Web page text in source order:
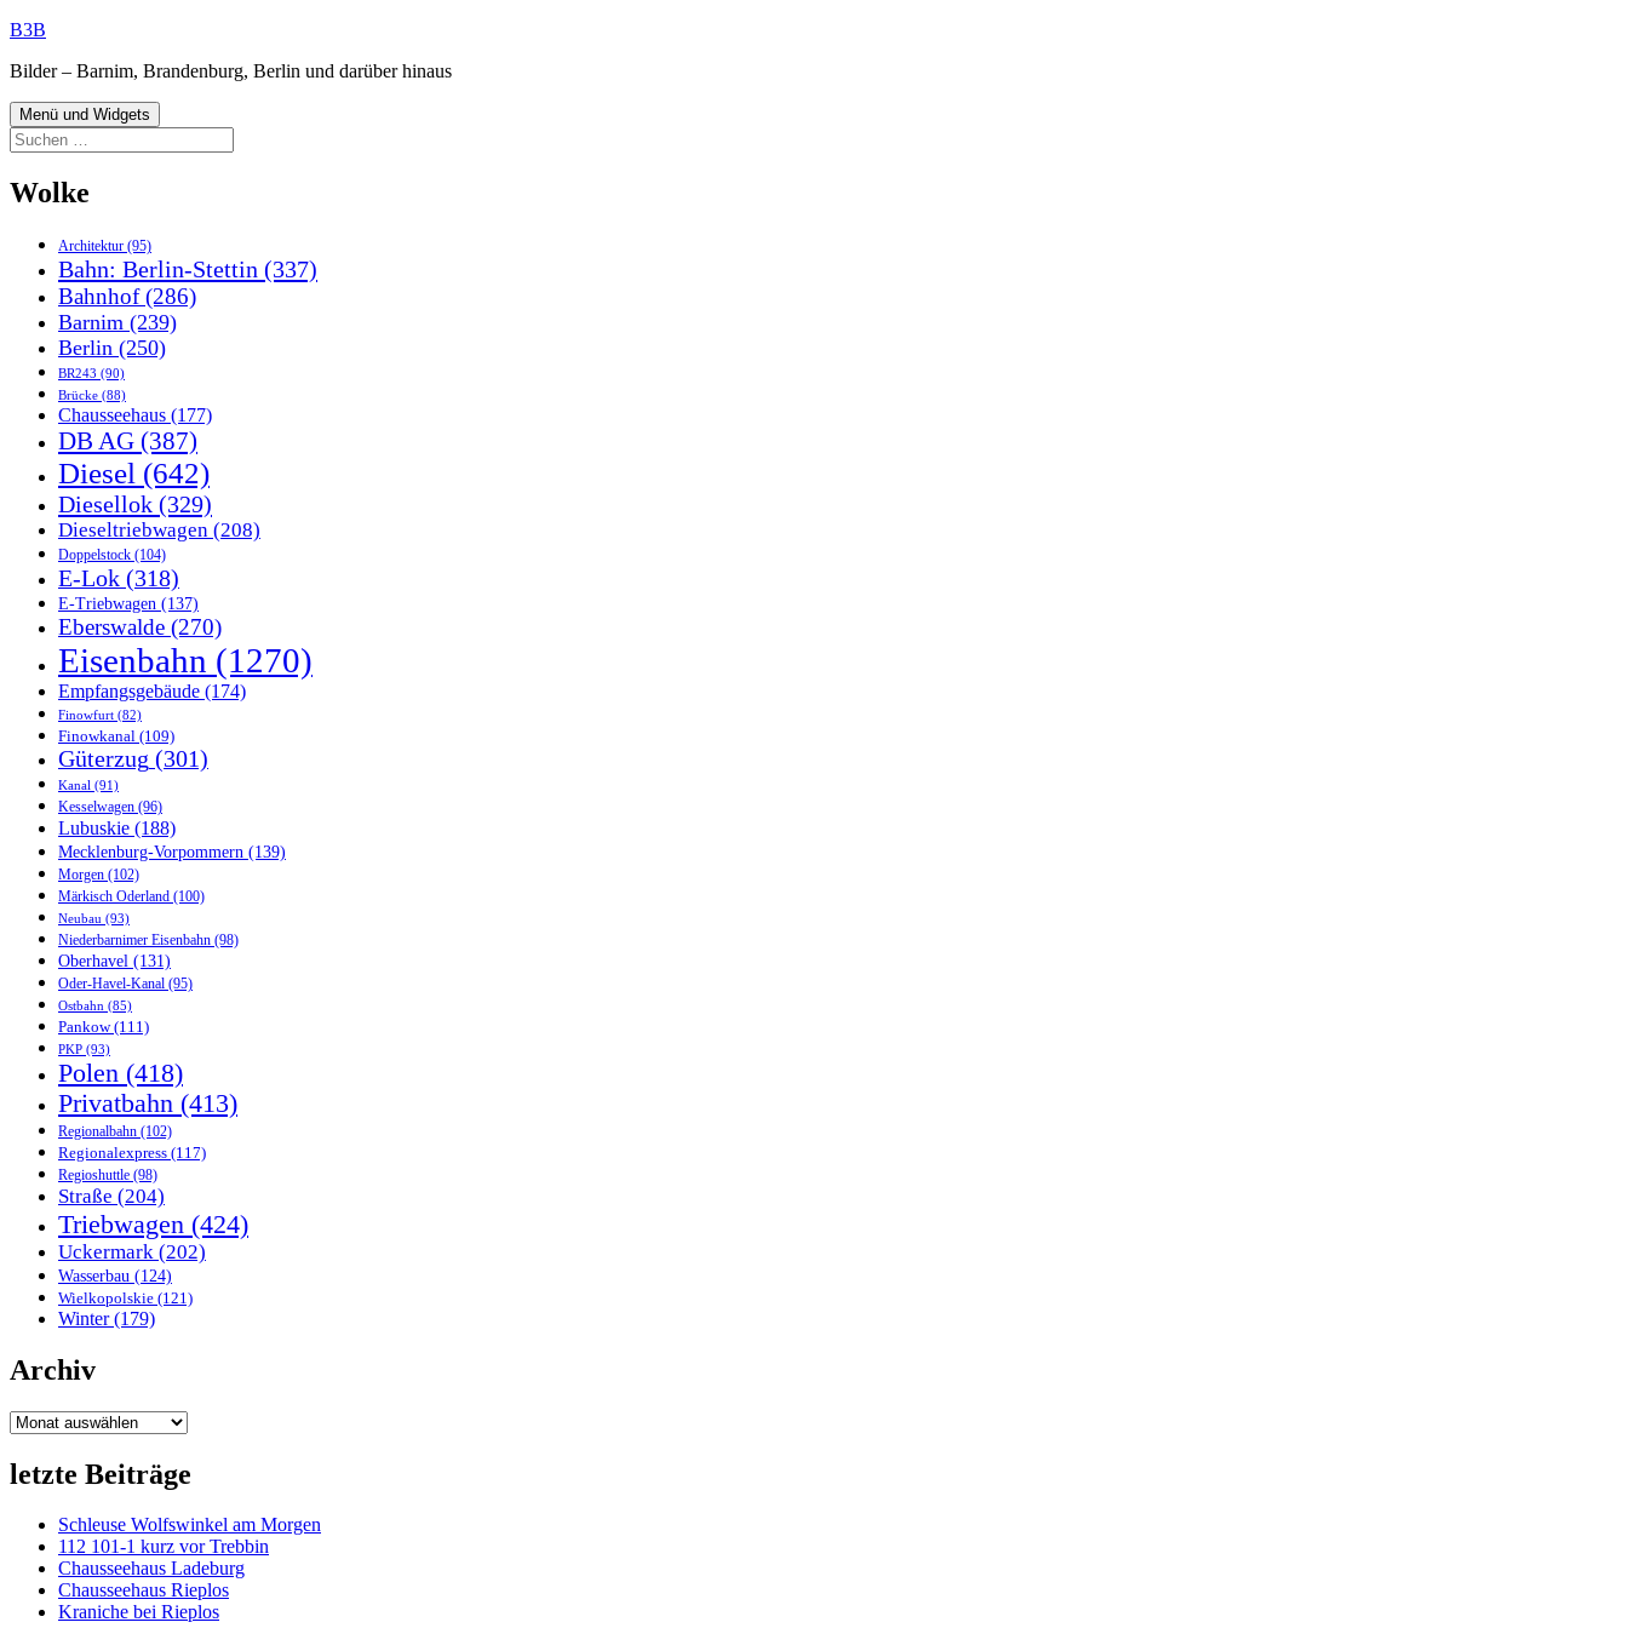
Zum
springen
B3B
Bilder – Barnim, Brandenburg, Berlin und darüber hinaus
Menü und Widgets
Suchen
nach:
Wolke
Architektur (95)
Bahn: Berlin-Stettin (337)
Bahnhof(286)
Barnim (239)
Berlin (250)
BR243 (90)
Brücke (88)
Chausseehaus (177)
DB AG (387)
Diesel (642)
Diesellok (329)
Dieseltriebwagen (208)
Doppelstock (104)
E-Lok (318)
E-Triebwagen (137)
Eberswalde (270)
Eisenbahn (1270)
Empfangsgebäude (174)
Finowfurt (82)
Finowkanal (109)
Güterzug (301)
Kanal (91)
Kesselwagen (96)
Lubuskie (188)
Mecklenburg-Vorpommern (139)
Morgen (102)
Märkisch Oderland (100)
Neubau (93)
Niederbarnimer Eisenbahn (98)
Oberhavel (131)
Oder-Havel-Kanal (95)
Ostbahn (85)
Pankow(111)
PKP (93)
Polen (418)
Privatbahn (413)
Regionalbahn (102)
Regionalexpress (117)
Regioshuttle (98)
Straße (204)
Triebwagen (424)
Uckermark (202)
Wasserbau (124)
Wielkopolskie (121)
Winter(179)
Archiv
Archiv
letzte Beiträge
Schleuse Wolfswinkel am Morgen
112 101-1 kurz vor Trebbin
Chausseehaus Ladeburg
Chausseehaus Rieplos
Kraniche bei Rieplos